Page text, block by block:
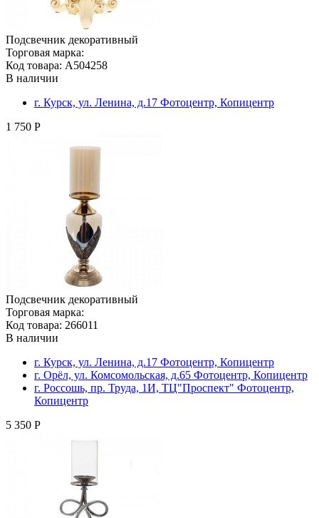
Подсвечник декоративный
Торговая марка:
Код товара: A504258
В наличии
г. Курск, ул. Ленина, д.17 Фотоцентр, Копицентр
1 750 Р
Подсвечник декоративный
Торговая марка:
Код товара: 266011
В наличии
г. Курск, ул. Ленина, д.17 Фотоцентр, Копицентр
г. Орёл, ул. Комсомольская, д.65 Фотоцентр, Копицентр
г. Россошь, пр. Труда, 1И, ТЦ"Проспект" Фотоцентр,
Копицентр
5 350 Р